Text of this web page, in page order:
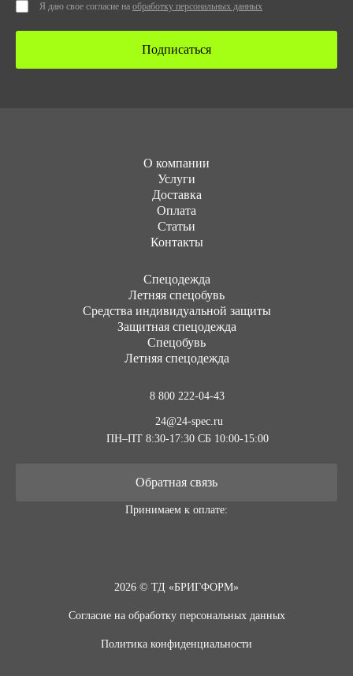
Я даю свое согласие на обработку персональных данных
Подписаться
О компании
Услуги
Доставка
Оплата
Статьи
Контакты
Cпецодежда
Летняя спецобувь
Средства индивидуальной защиты
Защитная спецодежда
Спецобувь
Летняя спецодежда
8 800 222-04-43
24@24-spec.ru
ПН–ПТ 8:30-17:30 СБ 10:00-15:00
Обратная связь
Принимаем к оплате:
2026 © ТД «БРИГФОРМ»
Политика конфиденциальности
Согласие на обработку персональных данных